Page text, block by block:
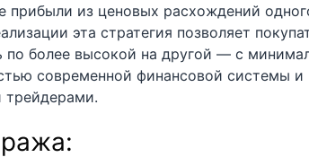
прибыли из ценовых расхождений
эта стратегия позволяет
по более высокой на другой — с
современной финансовой системы и
трейдерами.